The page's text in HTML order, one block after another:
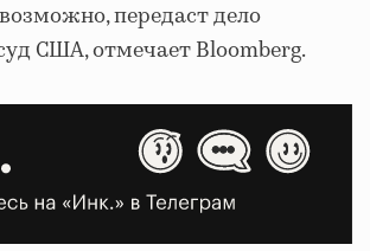
передаст дело
США, отмечает Bloomberg.